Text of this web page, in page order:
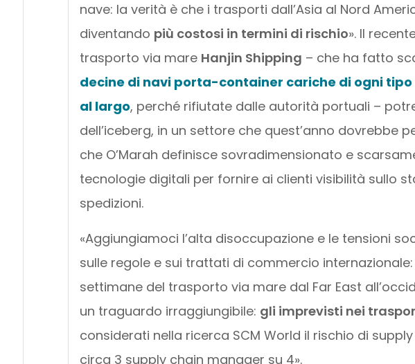
nave: la verità è che i trasporti dall’Asia al Nord
diventando più costosi in termini di rischio». Il
trasporto via mare Hanjin Shipping – che ha fatto
decine di navi porta-container cariche di ogni
al largo, perché rifiutate dalle autorità portuali –
dell’iceberg, in un settore che quest’anno dovrebbe
che O’Marah definisce sovradimensionato e
tecnologie digitali per fornire ai clienti visibilità sullo
spedizioni.
«Aggiungiamoci l’alta disoccupazione e le tensioni
sulle regole e sui trattati di commercio
settimane del trasporto via mare dal Far East
un traguardo irraggiungibile: gli imprevisti nei
considerati nella ricerca SCM World il rischio di
circa 3 supply chain manager su 4».